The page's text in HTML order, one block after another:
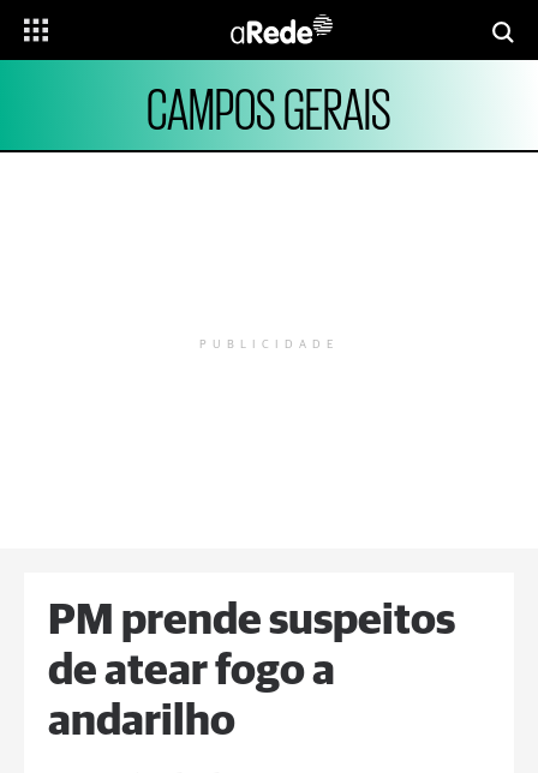
CAMPOS GERAIS
PUBLICIDADE
PM prende suspeitos
de atear fogo a
andarilho